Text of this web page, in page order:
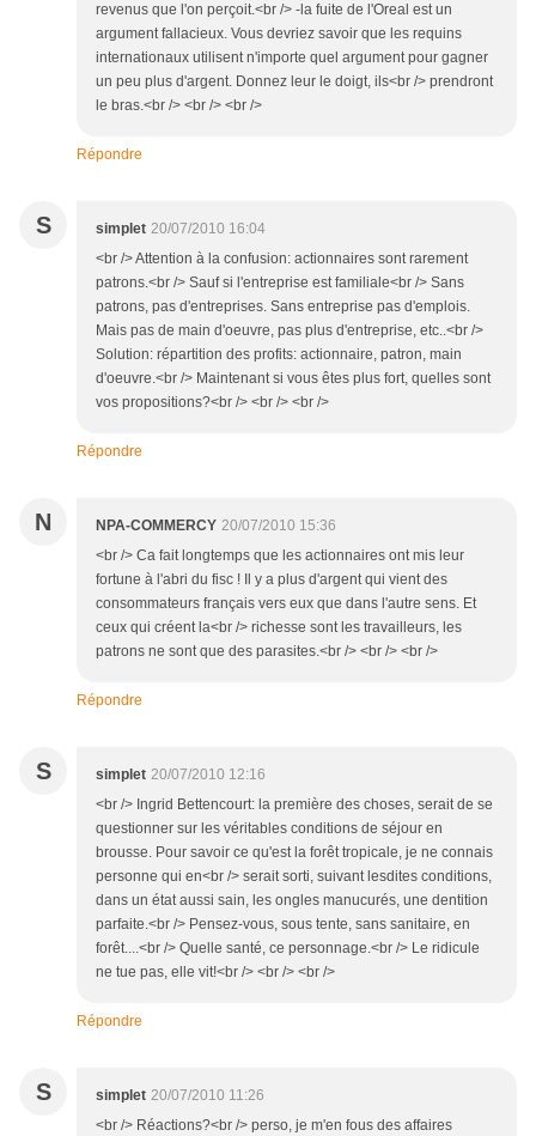
revenus que l'on perçoit.<br /> -la fuite de l'Oreal est un
argument fallacieux. Vous devriez savoir que les requins
internationaux utilisent n'importe quel argument pour gagner
un peu plus d'argent. Donnez leur le doigt, ils<br /> prendront
le bras.<br /> <br /> <br />
Répondre
S simplet 20/07/2010 16:04
<br /> Attention à la confusion: actionnaires sont rarement
patrons.<br /> Sauf si l'entreprise est familiale<br /> Sans
patrons, pas d'entreprises. Sans entreprise pas d'emplois.
Mais pas de main d'oeuvre, pas plus d'entreprise, etc..<br />
Solution: répartition des profits: actionnaire, patron, main
d'oeuvre.<br /> Maintenant si vous êtes plus fort, quelles sont
vos propositions?<br /> <br /> <br />
Répondre
N NPA-COMMERCY 20/07/2010 15:36
<br /> Ca fait longtemps que les actionnaires ont mis leur
fortune à l'abri du fisc ! Il y a plus d'argent qui vient des
consommateurs français vers eux que dans l'autre sens. Et
ceux qui créent la<br /> richesse sont les travailleurs, les
patrons ne sont que des parasites.<br /> <br /> <br />
Répondre
S simplet 20/07/2010 12:16
<br /> Ingrid Bettencourt: la première des choses, serait de se
questionner sur les véritables conditions de séjour en
brousse. Pour savoir ce qu'est la forêt tropicale, je ne connais
personne qui en<br /> serait sorti, suivant lesdites conditions,
dans un état aussi sain, les ongles manucurés, une dentition
parfaite.<br /> Pensez-vous, sous tente, sans sanitaire, en
forêt....<br /> Quelle santé, ce personnage.<br /> Le ridicule
ne tue pas, elle vit!<br /> <br /> <br />
Répondre
S simplet 20/07/2010 11:26
<br /> Réactions?<br /> perso, je m'en fous des affaires